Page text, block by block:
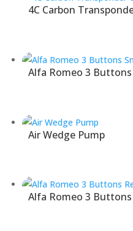
4C Carbon
Alfa Romeo 3 Buttons
Air Wedge Pump
Alfa Romeo 3 Buttons